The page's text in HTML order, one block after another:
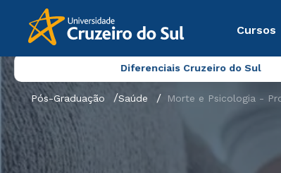
Cursos
Diferenciais Cruzeiro do Sul
Pós-Graduação Saúde Morte e Psicologia -